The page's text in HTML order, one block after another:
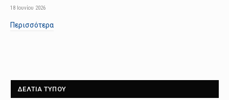
18 Ιουνίου 2026
Περισσότερα
ΔΕΛΤΙΑ ΤΥΠΟΥ